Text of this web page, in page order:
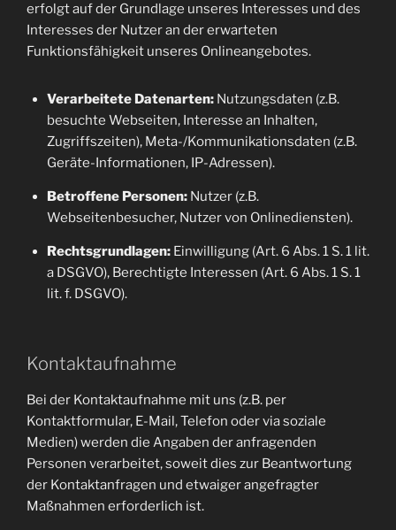
erfolgt auf der Grundlage unseres Interesses und des
Interesses der Nutzer an der erwarteten
Funktionsfähigkeit unseres Onlineangebotes.
Verarbeitete Datenarten:Nutzungsdaten (z.B.
besuchte Webseiten, Interesse an Inhalten,
Zugriffszeiten), Meta-/Kommunikationsdaten (z.B.
Geräte-Informationen, IP-Adressen).
Betroffene Personen:Nutzer (z.B.
Webseitenbesucher, Nutzer von Onlinediensten).
Rechtsgrundlagen:Einwilligung (Art. 6 Abs. 1 S. 1 lit.
a DSGVO), Berechtigte Interessen (Art. 6 Abs. 1 S. 1
lit. f. DSGVO).
Kontaktaufnahme
Bei der Kontaktaufnahme mit uns (z.B. per
Kontaktformular, E-Mail, Telefon oder via soziale
Medien) werden die Angaben der anfragenden
Personen verarbeitet, soweit dies zur Beantwortung
der Kontaktanfragen und etwaiger angefragter
Maßnahmen erforderlich ist.